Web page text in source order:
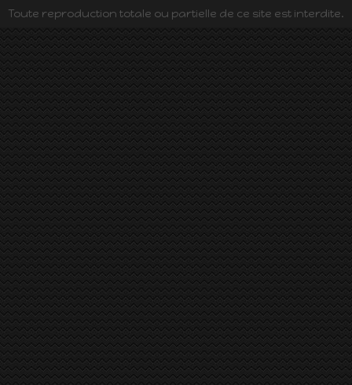
Toute reproduction totale ou partielle de ce site est interdite.